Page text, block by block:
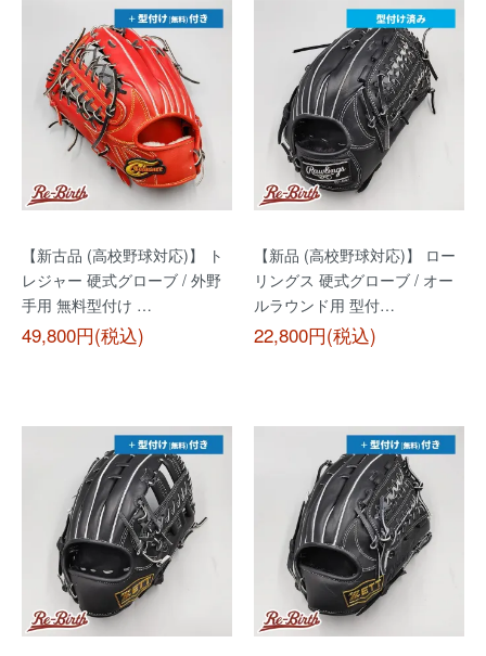
【新古品 (高校野球対応)】 ト
レジャー 硬式グローブ / 外野
手用 無料型付け …
49,800円(税込)
【新品 (高校野球対応)】 ロー
リングス 硬式グローブ / オー
ルラウンド用 型付…
22,800円(税込)